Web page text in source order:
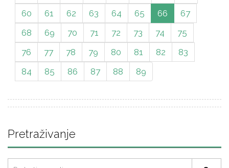
60
61 62 63 64 65 66
67
68
69 70 71 72 73 74
75
76
77 78 79 80 81 82
83
84
85 86 87 88 89
Pretraživanje